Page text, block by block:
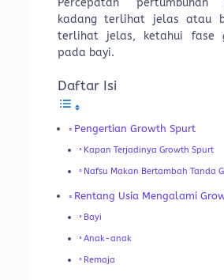
Percepatan
kadang terlihat jelas atau
terlihat jelas, ketahui fase
pada bayi.
Daftar Isi
Pengertian Growth Spurt
Kapan Terjadinya Growth Spurt
Nafsu Makan Bertambah Tanda
Rentang Usia Mengalami
Bayi
Anak-anak
Remaja